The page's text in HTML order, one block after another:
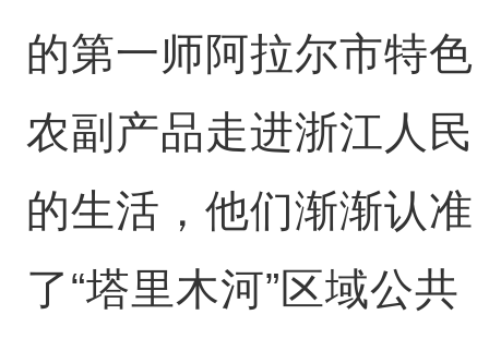
的第一师阿拉尔市特色
农副产品走进浙江人民
的生活，他们渐渐认准
了“塔里木河”区域公共